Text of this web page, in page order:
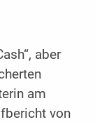
aber
am
von